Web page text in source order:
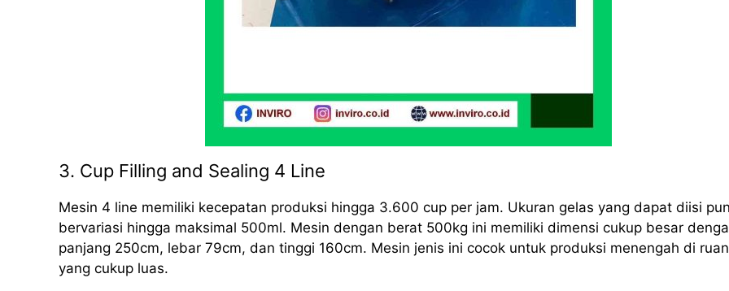
3. Cup Filling and Sealing 4 Line
Mesin 4 line memiliki kecepatan produksi hingga 3.600 cup per jam. Ukuran gelas yang dapat diisi pun
bervariasi hingga maksimal 500ml. Mesin dengan berat 500kg ini memiliki dimensi cukup besar
panjang 250cm, lebar 79cm, dan tinggi 160cm. Mesin jenis ini cocok untuk produksi menengah di
yang cukup luas.